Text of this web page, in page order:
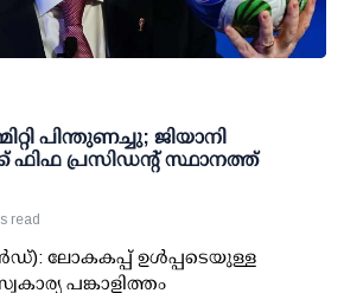
പിന്തുണച്ചു; ജിയാനി
ഫിഫ പ്രസിഡന്റ് സ്ഥാനത്ത്
read
ലോകകപ്പ് ഉള്‍പ്പടെയുള്ള
പങ്കാളിത്തം